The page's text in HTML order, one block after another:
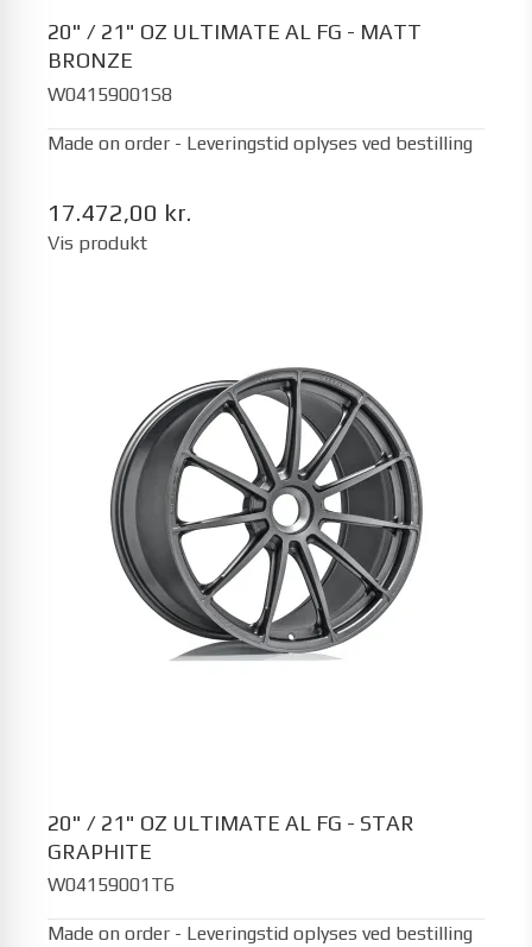
20" / 21" OZ ULTIMATE AL FG - MATT
BRONZE
W04159001S8
Made on order - Leveringstid oplyses ved bestilling
17.472,00 kr.
Vis produkt
20" / 21" OZ ULTIMATE AL FG - STAR
GRAPHITE
W04159001T6
Made on order - Leveringstid oplyses ved bestilling